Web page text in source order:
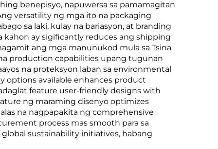
benepisyo, napuwersa sa pamamagitan
versatility ng mga ito na packaging
sa laki, kulay na bariasyon, at branding
ay sigificantly reduces ang shipping
ang mga manunukod mula sa Tsina
production capabilities upang tugunan
na proteksyon laban sa environmental
options available enhances product
feature user-friendly designs with
ng maraming disenyo optimizes
na nagpapakita ng comprehensive
process mas smooth para sa
sustainability initiatives, habang